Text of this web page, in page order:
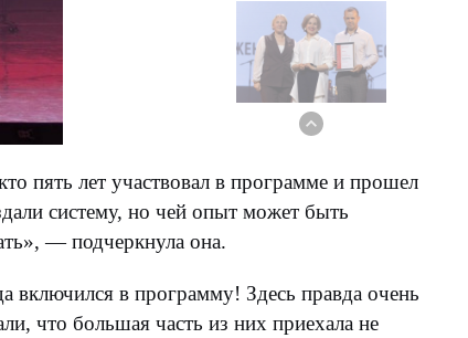
пять лет участвовал в программе и прошел
систему, но чей опыт может быть
— подчеркнула она.
включился в программу! Здесь правда очень
что большая часть из них приехала не